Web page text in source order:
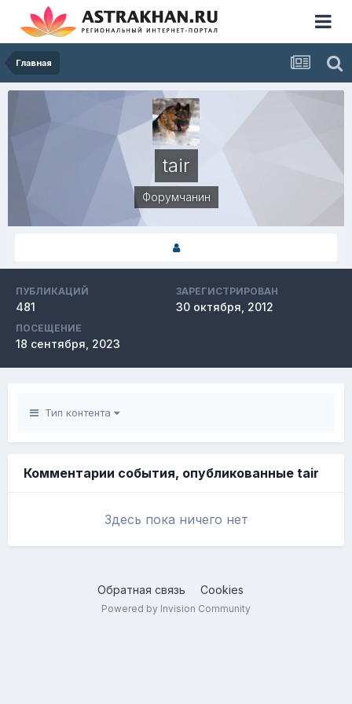
Главная
tair
Форумчанин
ПУБЛИКАЦИЙ
481
ЗАРЕГИСТРИРОВАН
30 октября, 2012
ПОСЕЩЕНИЕ
18 сентября, 2023
Тип контента
Комментарии события, опубликованные tair
Здесь пока ничего нет
Обратная связь Cookies
Powered by Invision Community